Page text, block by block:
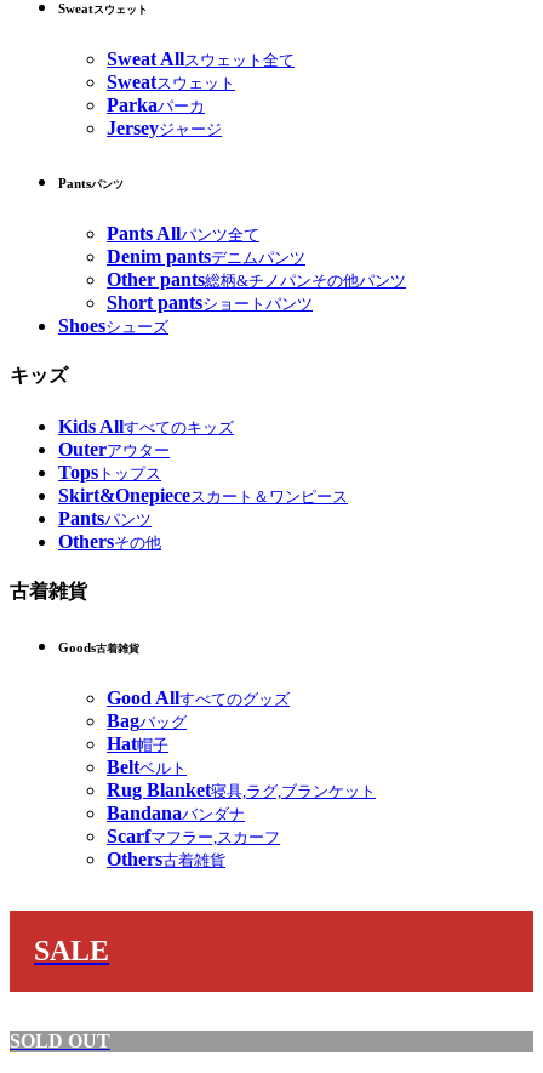
Sweatスウェット
Sweat Allスウェット全て
Sweatスウェット
Parkaパーカ
Jerseyジャージ
Pantsパンツ
Pants Allパンツ全て
Denim pantsデニムパンツ
Other pants総柄&チノパンその他パンツ
Short pantsショートパンツ
Shoesシューズ
キッズ
Kids Allすべてのキッズ
Outerアウター
Tops トップス
Skirt&Onepieceスカート＆ワンピース
Pantsパンツ
Othersその他
古着雑貨
Goods古着雑貨
Good Allすべてのグッズ
Bagバッグ
Hat帽子
Beltベルト
Rug Blanket寝具,ラグ,ブランケット
Bandanaバンダナ
Scarfマフラー,スカーフ
Others古着雑貨
SALE
SOLD OUT